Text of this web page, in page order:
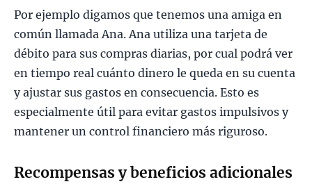
Por ejemplo digamos que tenemos una amiga en
común llamada Ana. Ana utiliza una tarjeta de
débito para sus compras diarias, por cual podrá ver
en tiempo real cuánto dinero le queda en su cuenta
y ajustar sus gastos en consecuencia. Esto es
especialmente útil para evitar gastos impulsivos y
mantener un control financiero más riguroso.
Recompensas y beneficios adicionales